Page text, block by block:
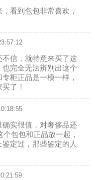
看到包包非常喜欢，
信，就特意来买了这
完全无法辨别出这个
柜正品是一模一样，
了！
实很值，对奢侈品还
包包和正品放一起，
定过，那些鉴定的人